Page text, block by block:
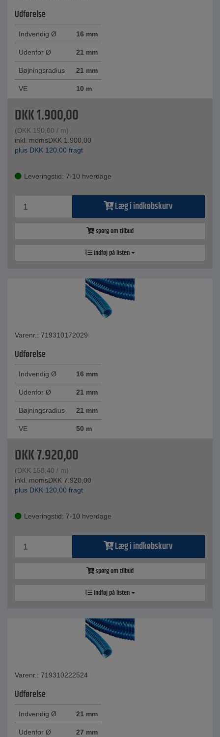
Udførelse
Indvendig Ø 16 mm
Udenfor Ø 21 mm
Bøjningsradius 21 mm
VE 10 m
DKK1.900,00
(DKK 190,00 / m)
inkl. momsDKK 1.900,00
plus DKK 120,00 fragt
Leveringstid: 7-10 hverdage
Læg i indkøbskurv
spørg om tilbud
Indføj på listen
Varenr.: 719310172029
Udførelse
Indvendig Ø 16 mm
Udenfor Ø 21 mm
Bøjningsradius 21 mm
VE 50 m
DKK7.920,00
(DKK 158,40 / m)
inkl. momsDKK 7.920,00
plus DKK 120,00 fragt
Leveringstid: 7-10 hverdage
Læg i indkøbskurv
spørg om tilbud
Indføj på listen
Varenr.: 719310222524
Udførelse
Indvendig Ø 21 mm
Udenfor Ø 27 mm